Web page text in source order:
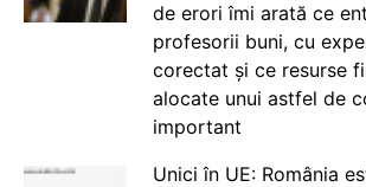
de erori îmi arată ce
profesorii buni, cu
corectat și ce resurse
alocate unui astfel de
important
Unici în UE: România